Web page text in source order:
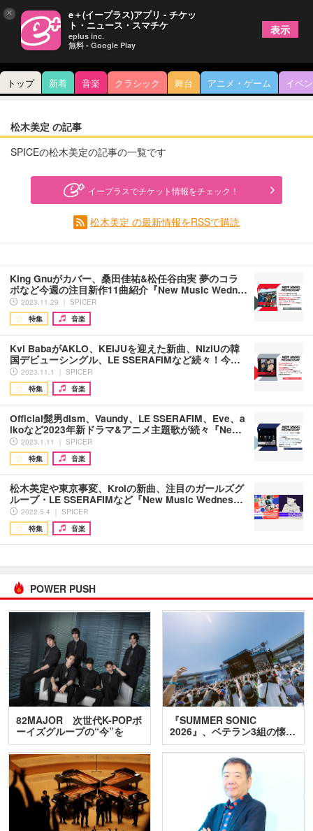
トップ 新着 音楽 クラシック 舞台 アニメ・ゲーム イベ
松木美定 の記事
SPICEの松木美定の記事の一覧です
イープラスでチケット情報をチェック！
松木美定 の最新情報をRSSで購読
King Gnuがカバー、桑田佳祐&松任谷由実 夢のコラ
ボなど今週の注目新作11曲紹介『New Music Wedn…
2023.11.29 ｜ SPICER
特集
音楽
Kvi BabaがAKLO、KEIJUを迎えた新曲、NiziUの韓
国デビューシングル、LE SSERAFIMなど続々！今…
2023.11.1 ｜ SPICER
特集
音楽
Official髭男dism、Vaundy、LE SSERAFIM、Eve、a
ikoなど2023年新ドラマ&アニメ主題歌が続々『Ne…
2023.1.11 ｜ SPICER
特集
音楽
松木美定や東京事変、Kroiの新曲、注目のガールズグ
ループ・LE SSERAFIMなど『New Music Wednes…
2022.5.4 ｜ SPICER
特集
音楽
POWER PUSH
82MAJOR 次世代K-POPボ
ーイズグループの“今”を
訊…
『SUMMER SONIC
2026』、ベテラン3組の懐…
× e＋(イープラス)アプリ - チケッ
ト・ニュース・スマチケ
eplus inc.
無料 - Google Play
表示